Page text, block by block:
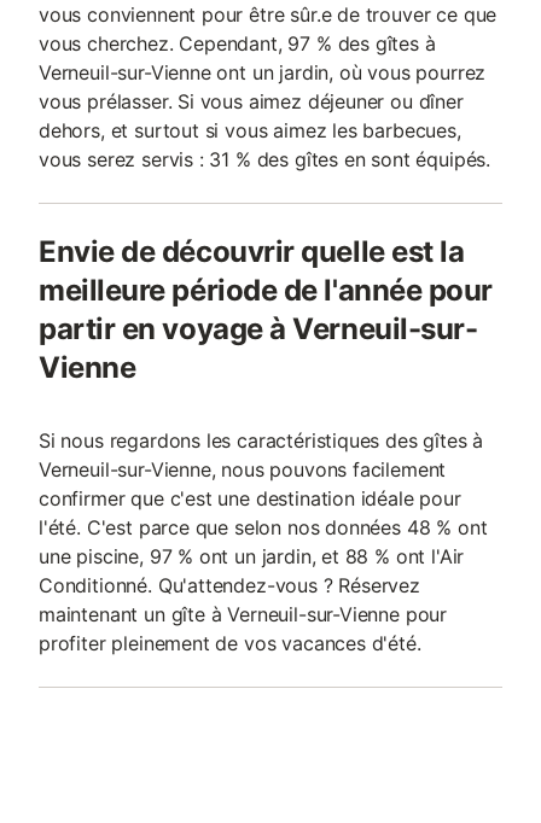
vous conviennent pour être sûr.e de trouver ce que
vous cherchez. Cependant, 97 % des gîtes à
Verneuil-sur-Vienne ont un jardin, où vous pourrez
vous prélasser. Si vous aimez déjeuner ou dîner
dehors, et surtout si vous aimez les barbecues,
vous serez servis : 31 % des gîtes en sont équipés.
Envie de découvrir quelle est la
meilleure période de l'année pour
partir en voyage à Verneuil-sur-
Vienne
Si nous regardons les caractéristiques des gîtes à
Verneuil-sur-Vienne, nous pouvons facilement
confirmer que c'est une destination idéale pour
l'été. C'est parce que selon nos données 48 % ont
une piscine, 97 % ont un jardin, et 88 % ont l'Air
Conditionné. Qu'attendez-vous ? Réservez
maintenant un gîte à Verneuil-sur-Vienne pour
profiter pleinement de vos vacances d'été.